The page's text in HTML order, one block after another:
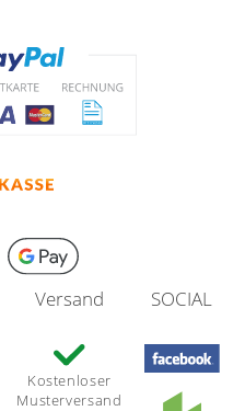
Versand
Kostenloser
Musterversand
SOCIAL